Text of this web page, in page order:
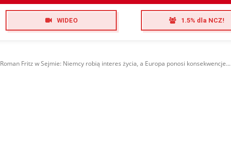
WIDEO 1.5% dla NCZ!
Roman Fritz w Sejmie: Niemcy robią interes życia, a Europa ponosi konsekwencje...